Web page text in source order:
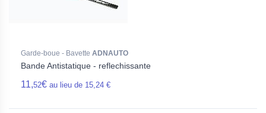
Garde-boue - Bavette ADNAUTO
Bande Antistatique - reflechissante
11,52€ au lieu de 15,24 €